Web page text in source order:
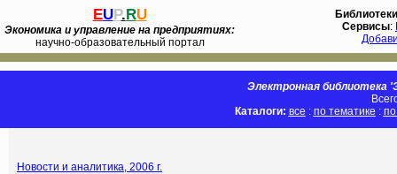
EUP.RU
Экономика и управление на предприятиях:
научно-образовательный портал
Библиотеки
Сервисы:
Электронная библиотека
Каталоги: все : по тематике :
Новости и аналитика, 2006 г.